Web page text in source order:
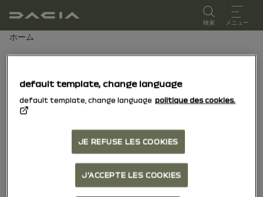
ユーザーマニュアル
検索 メニュー
パンくずリスト
ホーム
以下の国では、ナンバープレート番号で車両を検索できま
す：
default template, change language
default template, change language politique des cookies.
JE REFUSE LES COOKIES
J'ACCEPTE LES COOKIES